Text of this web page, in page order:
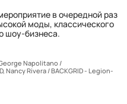
в очередной раз
моды, классического
шоу-бизнеса.
Napolitano /
Nancy Rivera / BACKGRID - Legion-